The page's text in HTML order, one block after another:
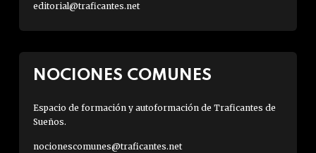
editorial@traficantes.net
NOCIONES COMUNES
Espacio de formación y autoformación de Traficantes de
Sueños.
nocionescomunes@traficantes.net